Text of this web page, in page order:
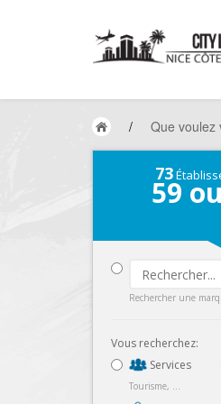
/ Que voulez
73
59
Rechercher une
Vous recherchez:
Services
Tourisme, ...